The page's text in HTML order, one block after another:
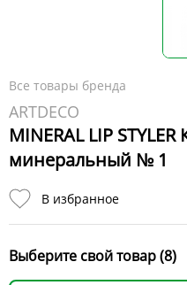
Все товары бренда
ARTDECO
MINERAL LIP
минеральный № 1
В избранное
Выберите свой товар (8)